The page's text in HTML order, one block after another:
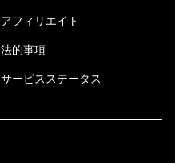
アフィリエイト
法的事項
サービスステータス